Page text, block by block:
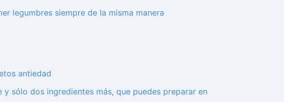
legumbres siempre de la misma manera
antiedad
sólo dos ingredientes más, que puedes preparar en